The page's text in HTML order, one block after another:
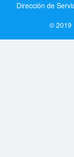
Dirección de
© 2019